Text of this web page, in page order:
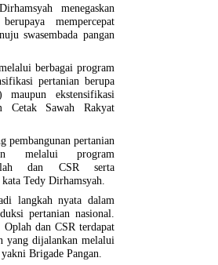
menegaskan
mempercepat
swasembada pangan
berbagai program
pertanian berupa
ekstensifikasi
Cetak Sawah Rakyat
pembangunan pertanian
melalui program
dan CSR serta
Tedy Dirhamsyah.
langkah nyata dalam
pertanian nasional.
Oplah dan CSR terdapat
yang dijalankan melalui
Brigade Pangan.